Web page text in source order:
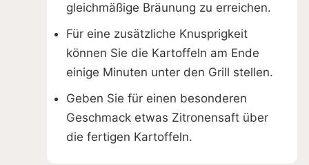
gleichmäßige Bräunung zu erreichen.
Für eine zusätzliche Knusprigkeit
können Sie die Kartoffeln am Ende
einige Minuten unter den Grill stellen.
Geben Sie für einen besonderen
Geschmack etwas Zitronensaft über
die fertigen Kartoffeln.